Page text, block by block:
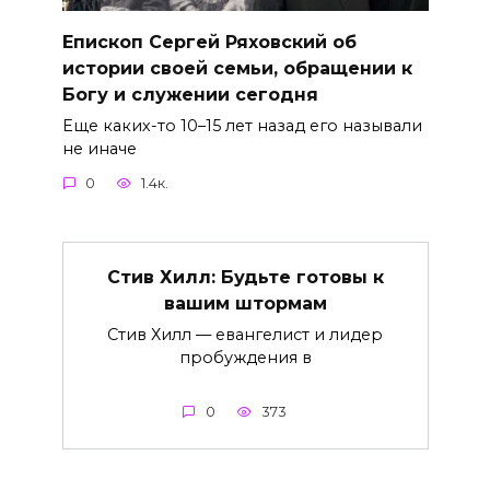
Епископ Сергей Ряховский об
истории своей семьи, обращении к
Богу и служении сегодня
Еще каких-то 10–15 лет назад его называли
не иначе
0 1.4к.
Стив Хилл: Будьте готовы к
вашим штормам
Стив Хилл — евангелист и лидер
пробуждения в
0 373